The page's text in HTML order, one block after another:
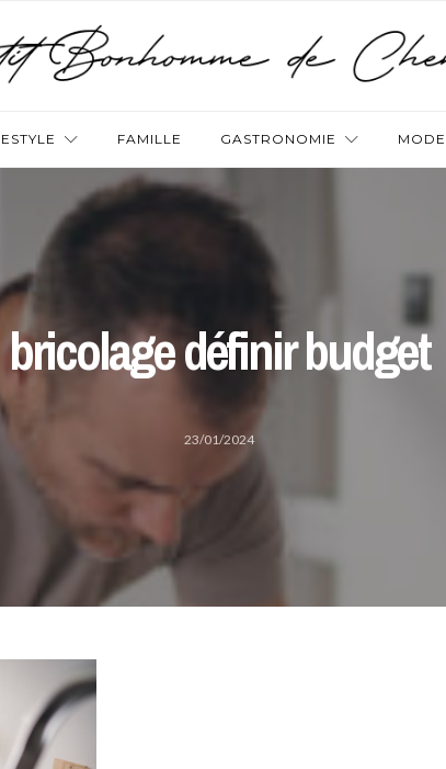
FAMILLE GASTRONOMIE MODE
bricolage définir budget
23/01/2024